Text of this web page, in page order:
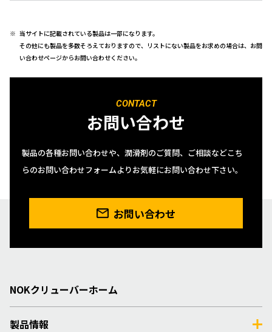
当サイトに記載されている製品は一部になります。
その他にも製品を多数そろえておりますので、リストにない製品をお求めの場合は、お問
い合わせページからお問い合わせください。
CONTACT
お問い合わせ
製品の各種お問い合わせや、潤滑剤のご質問、ご相談などこち
らのお問い合わせフォームよりお気軽にお問い合わせ下さい。
お問い合わせ
NOKクリューバーホーム
製品情報